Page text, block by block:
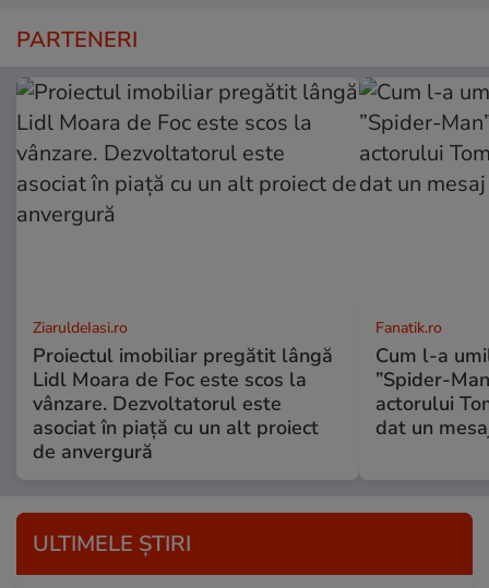
PARTENERI
ZiaruldeIasi.ro
Proiectul imobiliar pregătit lângă
Lidl Moara de Foc este scos la
vânzare. Dezvoltatorul este
asociat în piață cu un alt proiect
de anvergură
Fanatik.ro
Cum l-a
”Spider-
actorului
dat un
ULTIMELE ȘTIRI